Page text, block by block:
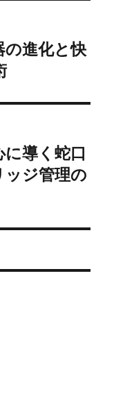
の進化と快
導く蛇口
ッジ管理の